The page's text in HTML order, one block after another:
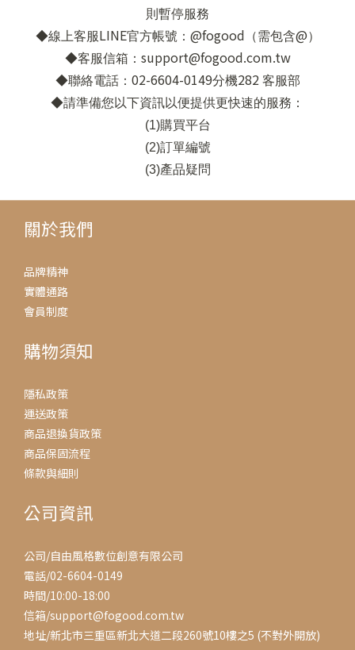
則暫停服務
◆線上客服LINE官方帳號： @fogood （需包含@）
◆客服信箱： support@fogood.com.tw
◆聯絡電話： 02-6604-0149分機282 客服部
◆請準備您以下資訊以便提供更快速的服務：
(1)購買平台
(2)訂單編號
(3)產品疑問
關於我們
品牌精神
實體通路
會員制度
購物須知
隱私政策
運送政策
商品退換貨政策
商品保固流程
條款與細則
公司資訊
公司/自由風格數位創意有限公司
電話/02-6604-0149
時間/10:00-18:00
信箱/support@fogood.com.tw
地址/新北市三重區新北大道二段260號10樓之5 (不對外開放)